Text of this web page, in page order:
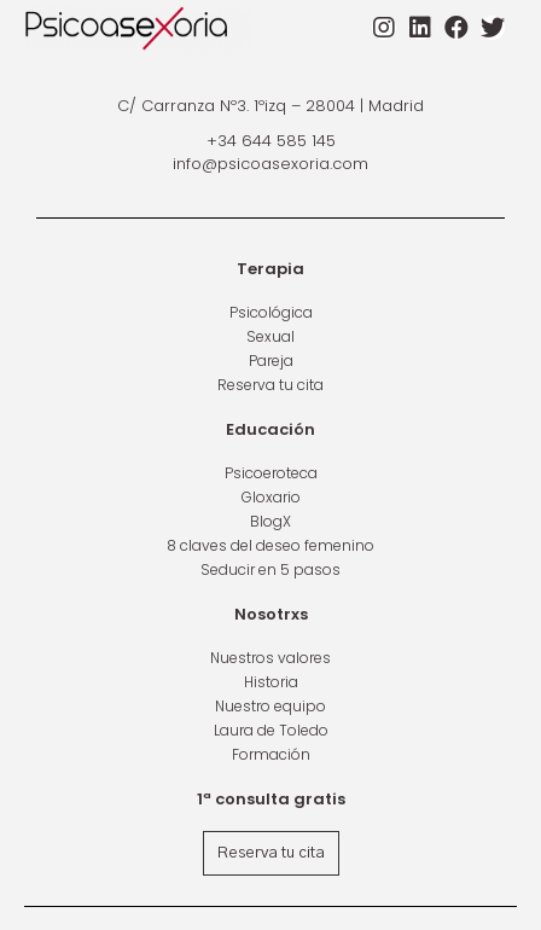
C/ Carranza Nº3. 1ºizq – 28004 | Madrid
+34 644 585 145
info@psicoasexoria.com
Terapia
Psicológica
Sexual
Pareja
Reserva tu cita
Educación
Psicoeroteca
Gloxario
BlogX
8 claves del deseo femenino
Seducir en 5 pasos
Nosotrxs
Nuestros valores
Historia
Nuestro equipo
Laura de Toledo
Formación
1ª consulta gratis
Reserva tu cita